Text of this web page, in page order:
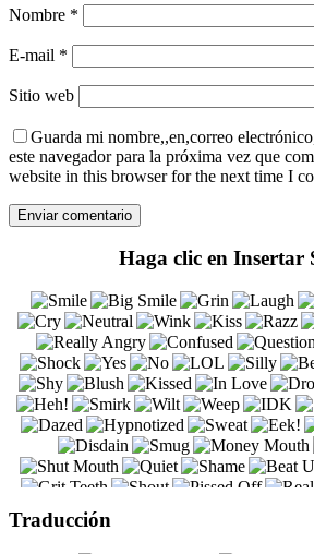
Nombre *
E-mail *
Sitio web
Guarda mi nombre,,en,correo
este navegador para la próxima vez que
website in this browser for the next time I
Haga clic en Insertar
Traducción